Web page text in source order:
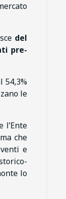
del
pre-
54,3%
le
l’Ente
che
e
lo